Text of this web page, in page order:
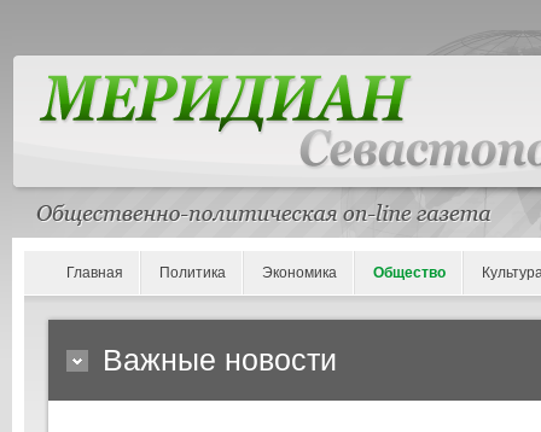
Главная Политика Экономика Общество
Важные новости